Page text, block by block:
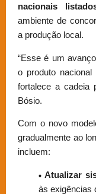
nacionais
ambiente de
a produção local.
“Esse é um
o produto
fortalece a cadeia
Bósio.
Com o novo
gradualmente ao
incluem:
Atualizar
às exigências